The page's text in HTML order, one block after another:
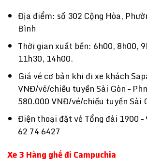
Địa điểm: số 302 Cộng Hòa,
Bình
Thời gian xuất bến: 6h00, 8h00,
11h30, 14h00.
Giá vé cơ bản khi đi xe khách
VNĐ/vé/chiều tuyến Sài Gòn –
580.000 VNĐ/vé/chiều tuyến Sài
Điện thoại đặt vé Tổng đài 1900
62 74 6427
Xe 3 Hàng ghế đi Campuchia